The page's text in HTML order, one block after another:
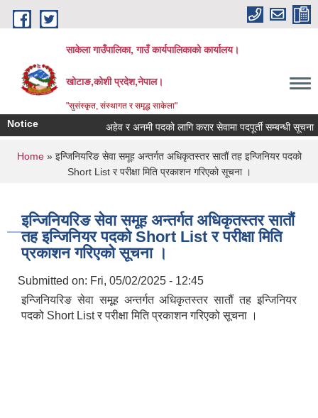
Skip to main content
साकेला गाउँपालिका, गाउँ कार्यपालिकाको कार्यालय।
खोटाङ,कोशी प्रदेश,नेपाल।
"सुसंस्कृत, संस्थागत र समृद्ध साकेला"
Notice अहेव र अनमी पदको लागि करार सेवामा पदपूर्ती सम्बन्धी सूचना
You are here
Home» इन्जिनियरिङ सेवा समूह अन्तर्गत अधिकृतस्तर सातौं तह इन्जिनियर पदको
Short List र परीक्षा मिति प्रकाशन गरिएको सूचना ।
इन्जिनियरिङ सेवा समूह अन्तर्गत अधिकृतस्तर सातौं
तह इन्जिनियर पदको Short List र परीक्षा मिति
प्रकाशन गरिएको सूचना ।
Submitted on: Fri, 05/02/2025 - 12:45
इन्जिनियरिङ सेवा समूह अन्तर्गत अधिकृतस्तर सातौं तह इन्जिनियर
पदको Short List र परीक्षा मिति प्रकाशन गरिएको सूचना ।